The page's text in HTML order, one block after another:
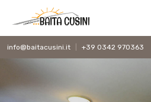
info@baitacusini.it +39 0342 970363